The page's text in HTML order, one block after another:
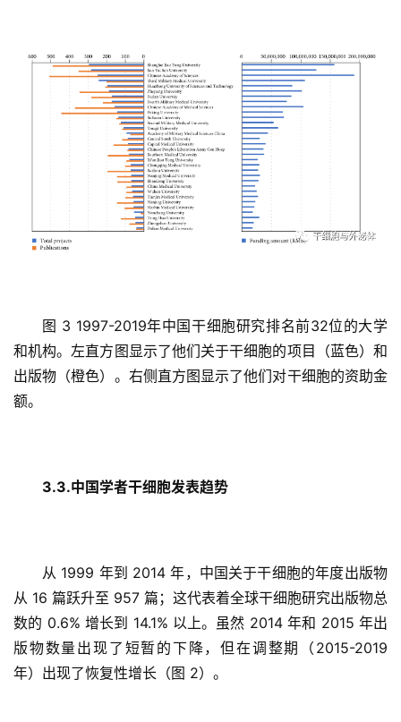
图 3 1997-2019年中国干细胞研究排名前32位的大学
和机构。左直方图显示了他们关于干细胞的项目（蓝色）和
出版物（橙色）。右侧直方图显示了他们对干细胞的资助金
额。
3.3.中国学者干细胞发表趋势
从 1999 年到 2014 年，中国关于干细胞的年度出版物
从 16 篇跃升至 957 篇；这代表着全球干细胞研究出版物总
数的 0.6% 增长到 14.1% 以上。虽然 2014 年和 2015 年出
版物数量出现了短暂的下降，但在调整期（2015-2019
年）出现了恢复性增长（图 2）。